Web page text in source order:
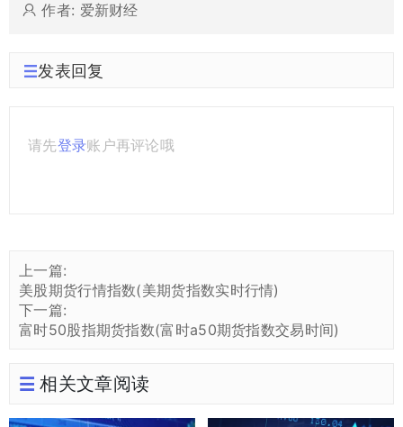
作者: 爱新财经
发表回复
请先登录账户再评论哦
上一篇:
美股期货行情指数(美期货指数实时行情)
下一篇:
富时50股指期货指数(富时a50期货指数交易时间)
相关文章阅读